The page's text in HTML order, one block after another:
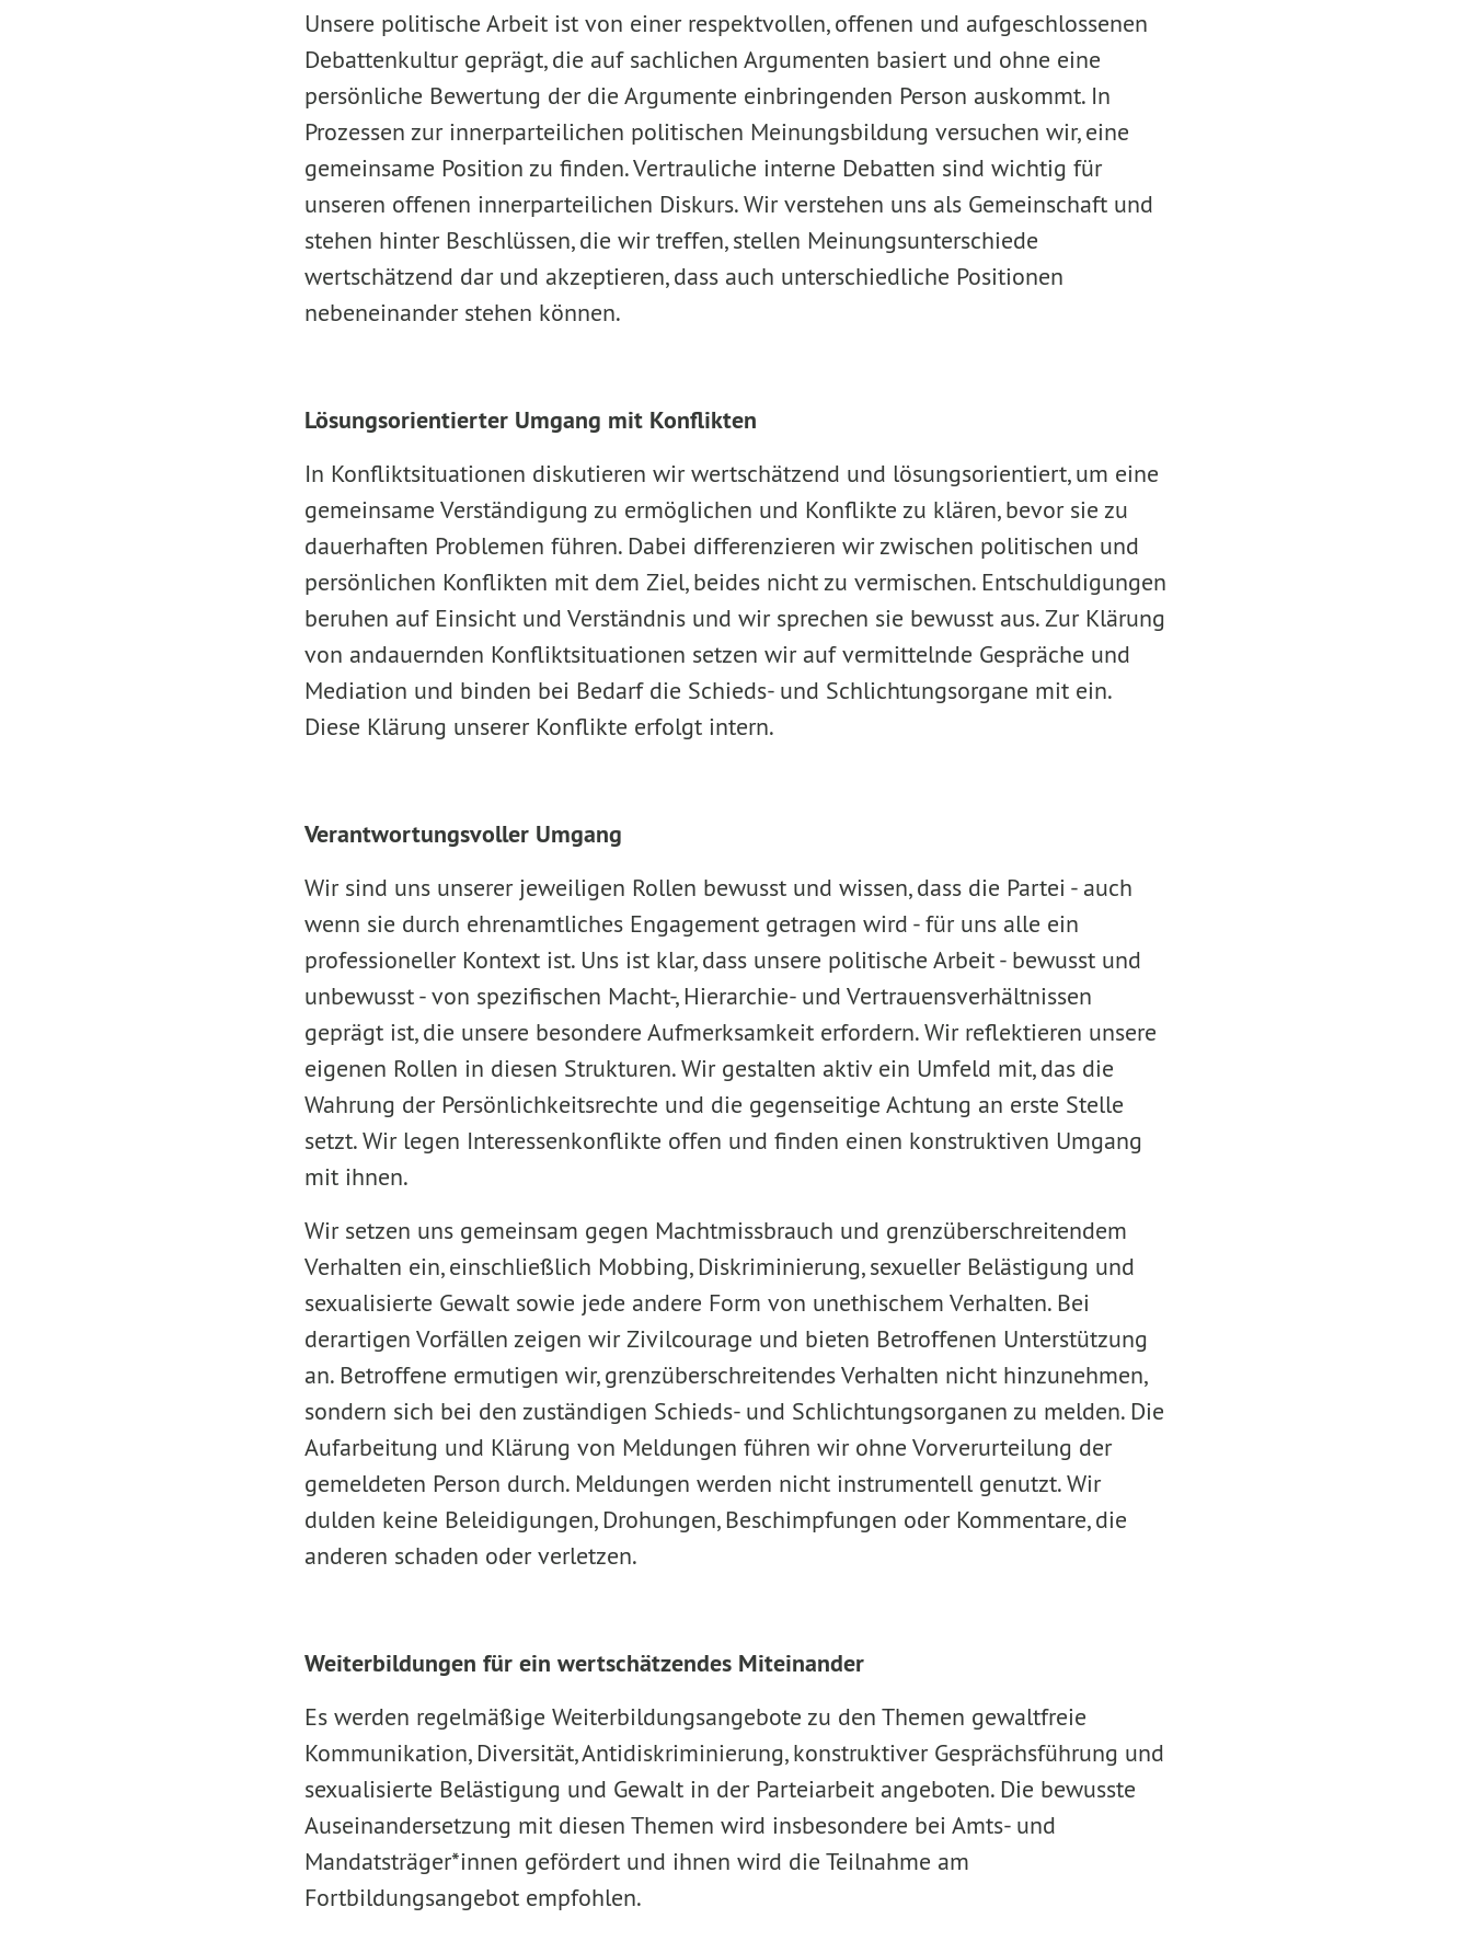
Unsere politische Arbeit ist von einer respektvollen, offenen und aufgeschlossenen
Debattenkultur geprägt, die auf sachlichen Argumenten basiert und ohne eine
persönliche Bewertung der die Argumente einbringenden Person auskommt. In
Prozessen zur innerparteilichen politischen Meinungsbildung versuchen wir, eine
gemeinsame Position zu finden. Vertrauliche interne Debatten sind wichtig für
unseren offenen innerparteilichen Diskurs. Wir verstehen uns als Gemeinschaft und
stehen hinter Beschlüssen, die wir treffen, stellen Meinungsunterschiede
wertschätzend dar und akzeptieren, dass auch unterschiedliche Positionen
nebeneinander stehen können.
Lösungsorientierter Umgang mit Konflikten
In Konfliktsituationen diskutieren wir wertschätzend und lösungsorientiert, um eine
gemeinsame Verständigung zu ermöglichen und Konflikte zu klären, bevor sie zu
dauerhaften Problemen führen. Dabei differenzieren wir zwischen politischen und
persönlichen Konflikten mit dem Ziel, beides nicht zu vermischen. Entschuldigungen
beruhen auf Einsicht und Verständnis und wir sprechen sie bewusst aus. Zur Klärung
von andauernden Konfliktsituationen setzen wir auf vermittelnde Gespräche und
Mediation und binden bei Bedarf die Schieds- und Schlichtungsorgane mit ein.
Diese Klärung unserer Konflikte erfolgt intern.
Verantwortungsvoller Umgang
Wir sind uns unserer jeweiligen Rollen bewusst und wissen, dass die Partei - auch
wenn sie durch ehrenamtliches Engagement getragen wird - für uns alle ein
professioneller Kontext ist. Uns ist klar, dass unsere politische Arbeit - bewusst und
unbewusst - von spezifischen Macht-, Hierarchie- und Vertrauensverhältnissen
geprägt ist, die unsere besondere Aufmerksamkeit erfordern. Wir reflektieren unsere
eigenen Rollen in diesen Strukturen. Wir gestalten aktiv ein Umfeld mit, das die
Wahrung der Persönlichkeitsrechte und die gegenseitige Achtung an erste Stelle
setzt. Wir legen Interessenkonflikte offen und finden einen konstruktiven Umgang
mit ihnen.
Wir setzen uns gemeinsam gegen Machtmissbrauch und grenzüberschreitendem
Verhalten ein, einschließlich Mobbing, Diskriminierung, sexueller Belästigung und
sexualisierte Gewalt sowie jede andere Form von unethischem Verhalten. Bei
derartigen Vorfällen zeigen wir Zivilcourage und bieten Betroffenen Unterstützung
an. Betroffene ermutigen wir, grenzüberschreitendes Verhalten nicht hinzunehmen,
sondern sich bei den zuständigen Schieds- und Schlichtungsorganen zu melden. Die
Aufarbeitung und Klärung von Meldungen führen wir ohne Vorverurteilung der
gemeldeten Person durch. Meldungen werden nicht instrumentell genutzt. Wir
dulden keine Beleidigungen, Drohungen, Beschimpfungen oder Kommentare, die
anderen schaden oder verletzen.
Weiterbildungen für ein wertschätzendes Miteinander
Es werden regelmäßige Weiterbildungsangebote zu den Themen gewaltfreie
Kommunikation, Diversität, Antidiskriminierung, konstruktiver Gesprächsführung und
sexualisierte Belästigung und Gewalt in der Parteiarbeit angeboten. Die bewusste
Auseinandersetzung mit diesen Themen wird insbesondere bei Amts- und
Mandatsträger*innen gefördert und ihnen wird die Teilnahme am
Fortbildungsangebot empfohlen.